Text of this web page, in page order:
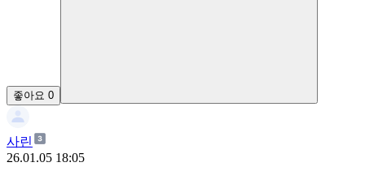
좋아요 0
사린
26.01.05 18:05